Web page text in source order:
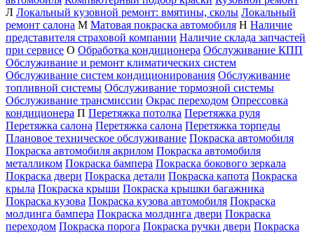
Л Локальный кузовной ремонт: вмятины, сколы Локальный
ремонт салона М Матовая покраска автомобиля Н Наличие
представителя страховой компании Наличие склада запчастей
при сервисе О Обработка кондиционера Обслуживание КПП
Обслуживание и ремонт климатических систем
Обслуживание систем кондиционирования Обслуживание
топливной системы Обслуживание тормозной системы
Обслуживание трансмиссии Окрас переходом Опрессовка
кондиционера П Перетяжка потолка Перетяжка руля
Перетяжка салона Перетяжка салона Перетяжка торпеды
Плановое техническое обслуживание Покраска автомобиля
Покраска автомобиля акрилом Покраска автомобиля
металликом Покраска бампера Покраска бокового зеркала
Покраска двери Покраска детали Покраска капота Покраска
крыла Покраска крыши Покраска крышки багажника
Покраска кузова Покраска кузова автомобиля Покраска
молдинга бампера Покраска молдинга двери Покраска
переходом Покраска порога Покраска ручки двери Покраска